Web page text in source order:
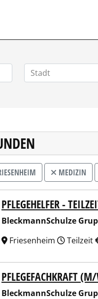
MEDIZIN
Gruppe
PFLEGEHELFER -
BleckmannSchulze
Friesenheim
Teilzeit
Gruppe
PFLEGEFACHKRAFT
BleckmannSchulze